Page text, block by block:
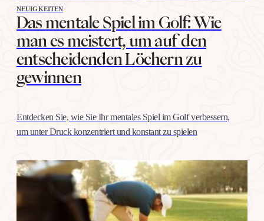
NEUIGKEITEN
Das mentale Spiel im Golf: Wie
man es meistert, um auf den
entscheidenden Löchern zu
gewinnen
Entdecken Sie, wie Sie Ihr mentales Spiel im Golf verbessern,
um unter Druck konzentriert und konstant zu spielen